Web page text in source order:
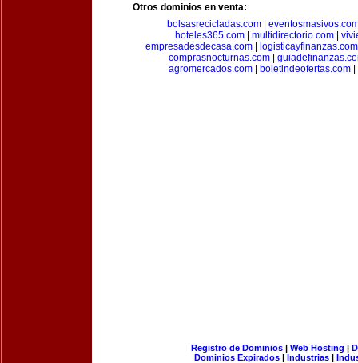
Otros dominios en venta:
bolsasrecicladas.com|
hoteles365.com
multidirectorio.com
empresadesdecasa.com
logisticayfinanzas.com
comprasnocturnas.com
agromercados.com
boletindeofertas.com
Registro de Dominios| Web Hosting |
Dominios Expirados | Industrias |